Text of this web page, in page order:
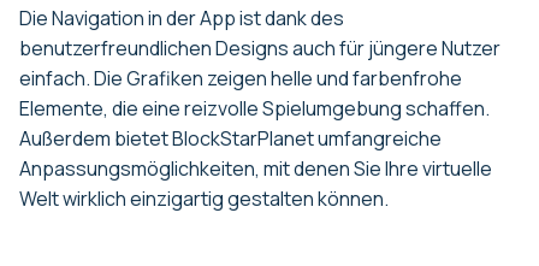
Die Navigation in der App ist dank des
benutzerfreundlichen Designs auch für jüngere Nutzer
einfach. Die Grafiken zeigen helle und farbenfrohe
Elemente, die eine reizvolle Spielumgebung schaffen.
Außerdem bietet BlockStarPlanet umfangreiche
Anpassungsmöglichkeiten, mit denen Sie Ihre virtuelle
Welt wirklich einzigartig gestalten können.